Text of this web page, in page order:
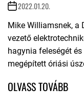
2022.01.20.
Mike Williamsnek, a
vezető
hagynia feleségét
megépített óriási